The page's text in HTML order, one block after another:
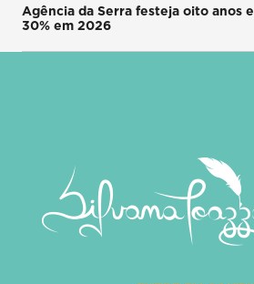
Agência da Serra festeja oito anos
30% em 2026